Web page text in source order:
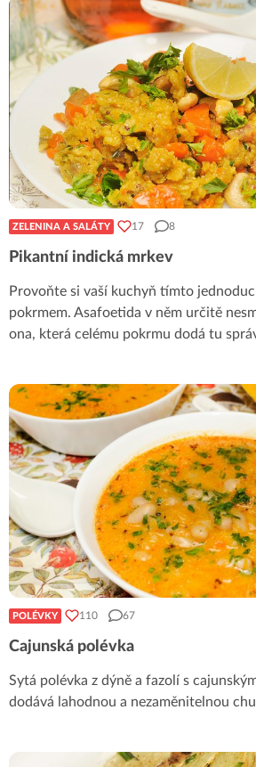
ZELENINA A SALÁTY 17 8
Pikantní indická mrkev
Provoňte si vaší kuchyň tímto
pokrmem. Asafoetida v něm určitě
ona, která celému pokrmu dodá tu
POLÉVKY 110 67
Cajunská polévka
Sytá polévka z dýně a fazolí s
dodává lahodnou a nezaměnitelnou